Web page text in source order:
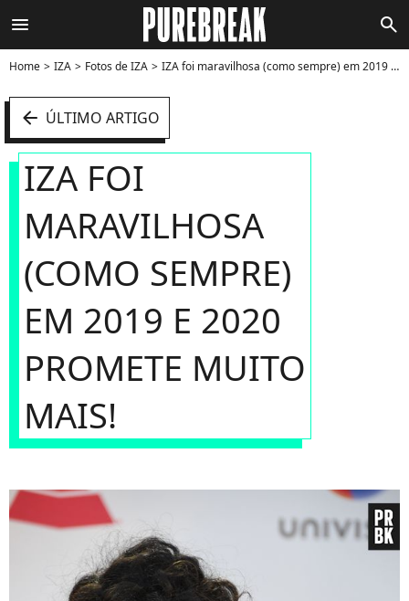
menu search
Home IZA Fotos de IZA IZA foi maravilhosa (como sempre) em 2019 e 2020 promete muito mais! - Foto
arrow_left ÚLTIMO ARTIGO
IZA FOI
MARAVILHOSA
(COMO SEMPRE)
EM 2019 E 2020
PROMETE MUITO
MAIS!